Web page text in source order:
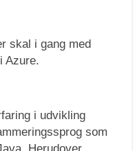
skal i gang med
Azure.
i udvikling
som